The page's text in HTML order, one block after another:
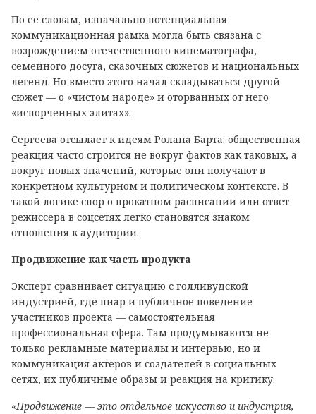
По ее словам, изначально потенциальная
коммуникационная рамка могла быть связана с
возрождением отечественного кинематографа,
семейного досуга, сказочных сюжетов и национальных
легенд. Но вместо этого начал складываться другой
сюжет — о «чистом народе» и оторванных от него
«испорченных элитах».
Сергеева отсылает к идеям Ролана Барта: общественная
реакция часто строится не вокруг фактов как таковых, а
вокруг новых значений, которые они получают в
конкретном культурном и политическом контексте. В
такой логике спор о прокатном расписании или ответ
режиссера в соцсетях легко становятся знаком
отношения к аудитории.
Продвижение как часть продукта
Эксперт сравнивает ситуацию с голливудской
индустрией, где пиар и публичное поведение
участников проекта — самостоятельная
профессиональная сфера. Там продумываются не
только рекламные материалы и интервью, но и
коммуникация актеров и создателей в социальных
сетях, их публичные образы и реакция на критику.
«Продвижение — это отдельное искусство и индустрия,